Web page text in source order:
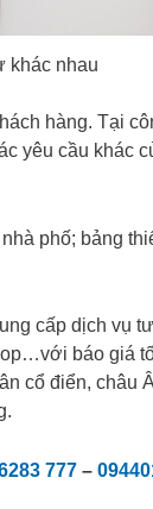
khác nhau
hàng. Tại
yêu cầu khác
phố; bảng
cấp dịch vụ
báo giá
cổ điển, châu
777 –